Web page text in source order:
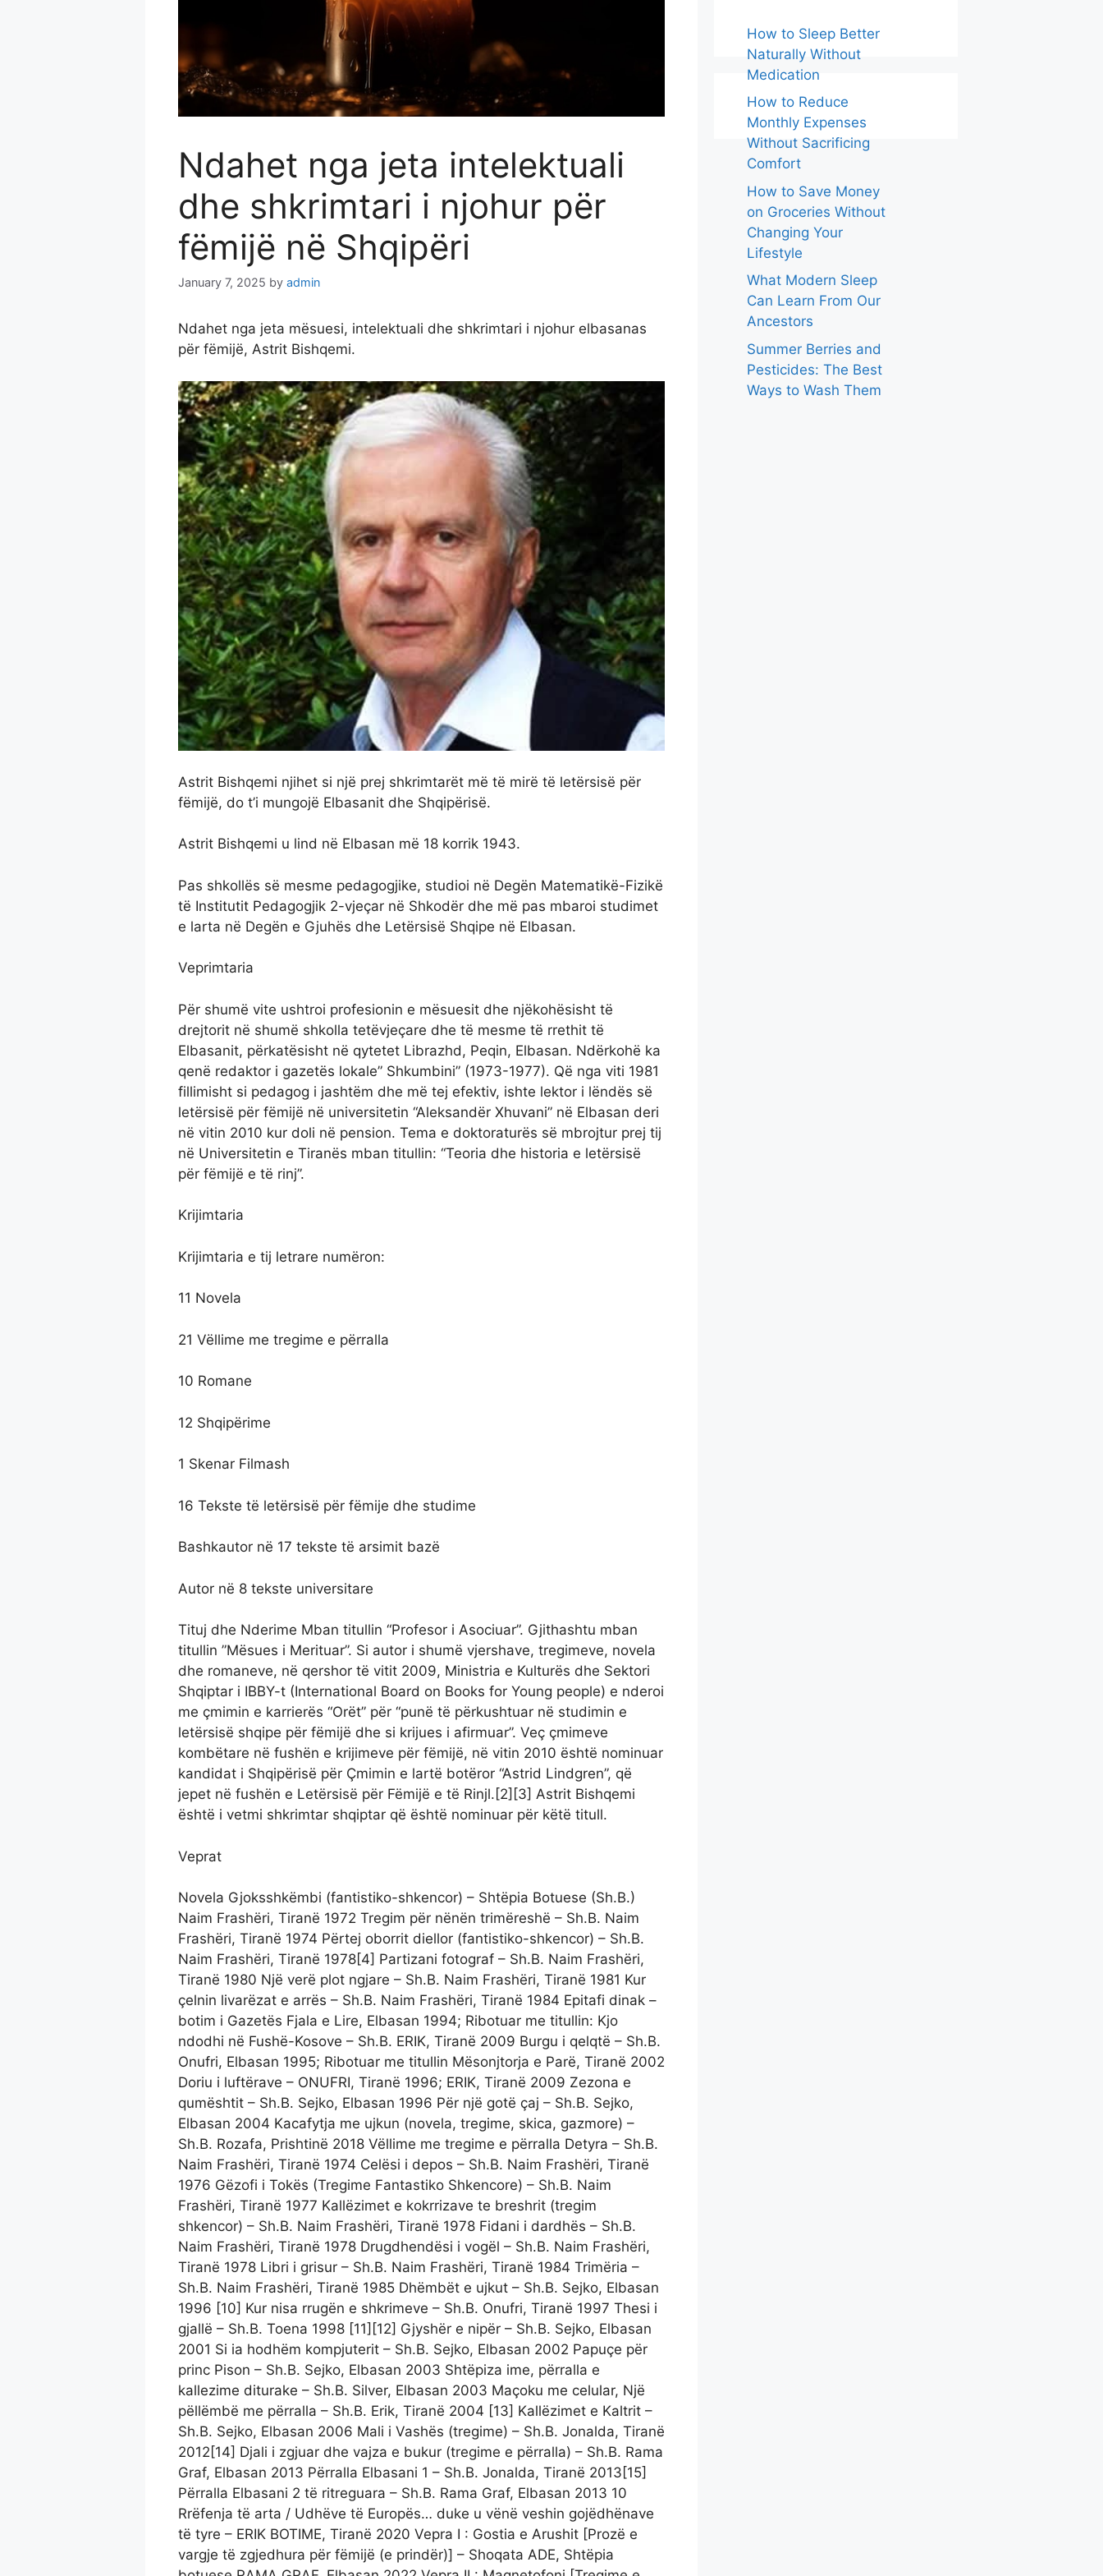
Ndahet nga jeta intelektuali
dhe shkrimtari i njohur për
fëmijë në Shqipëri
January 7, 2025 by admin
Ndahet nga jeta mësuesi, intelektuali dhe shkrimtari i njohur elbasanas
për fëmijë, Astrit Bishqemi.
Astrit Bishqemi njihet si një prej shkrimtarët më të mirë të letërsisë për
fëmijë, do t’i mungojë Elbasanit dhe Shqipërisë.
Astrit Bishqemi u lind në Elbasan më 18 korrik 1943.
Pas shkollës së mesme pedagogjike, studioi në Degën Matematikë-Fizikë
të Institutit Pedagogjik 2-vjeçar në Shkodër dhe më pas mbaroi studimet
e larta në Degën e Gjuhës dhe Letërsisë Shqipe në Elbasan.
Veprimtaria
Për shumë vite ushtroi profesionin e mësuesit dhe njëkohësisht të
drejtorit në shumë shkolla tetëvjeçare dhe të mesme të rrethit të
Elbasanit, përkatësisht në qytetet Librazhd, Peqin, Elbasan. Ndërkohë ka
qenë redaktor i gazetës lokale” Shkumbini” (1973-1977). Që nga viti 1981
fillimisht si pedagog i jashtëm dhe më tej efektiv, ishte lektor i lëndës së
letërsisë për fëmijë në universitetin “Aleksandër Xhuvani” në Elbasan deri
në vitin 2010 kur doli në pension. Tema e doktoraturës së mbrojtur prej tij
në Universitetin e Tiranës mban titullin: “Teoria dhe historia e letërsisë
për fëmijë e të rinj”.
Krijimtaria
Krijimtaria e tij letrare numëron:
11 Novela
21 Vëllime me tregime e përralla
10 Romane
12 Shqipërime
1 Skenar Filmash
16 Tekste të letërsisë për fëmije dhe studime
Bashkautor në 17 tekste të arsimit bazë
Autor në 8 tekste universitare
Tituj dhe Nderime Mban titullin “Profesor i Asociuar”. Gjithashtu mban
titullin ”Mësues i Merituar”. Si autor i shumë vjershave, tregimeve, novela
dhe romaneve, në qershor të vitit 2009, Ministria e Kulturës dhe Sektori
Shqiptar i IBBY-t (International Board on Books for Young people) e nderoi
me çmimin e karrierës “Orët” për “punë të përkushtuar në studimin e
letërsisë shqipe për fëmijë dhe si krijues i afirmuar”. Veç çmimeve
kombëtare në fushën e krijimeve për fëmijë, në vitin 2010 është nominuar
kandidat i Shqipërisë për Çmimin e lartë botëror “Astrid Lindgren”, që
jepet në fushën e Letërsisë për Fëmijë e të Rinjl.[2][3] Astrit Bishqemi
është i vetmi shkrimtar shqiptar që është nominuar për këtë titull.
Veprat
Novela Gjoksshkëmbi (fantistiko-shkencor) – Shtëpia Botuese (Sh.B.)
Naim Frashëri, Tiranë 1972 Tregim për nënën trimëreshë – Sh.B. Naim
Frashëri, Tiranë 1974 Përtej oborrit diellor (fantistiko-shkencor) – Sh.B.
Naim Frashëri, Tiranë 1978[4] Partizani fotograf – Sh.B. Naim Frashëri,
Tiranë 1980 Një verë plot ngjare – Sh.B. Naim Frashëri, Tiranë 1981 Kur
çelnin livarëzat e arrës – Sh.B. Naim Frashëri, Tiranë 1984 Epitafi dinak –
botim i Gazetës Fjala e Lire, Elbasan 1994; Ribotuar me titullin: Kjo
ndodhi në Fushë-Kosove – Sh.B. ERIK, Tiranë 2009 Burgu i qelqtë – Sh.B.
Onufri, Elbasan 1995; Ribotuar me titullin Mësonjtorja e Parë, Tiranë 2002
Doriu i luftërave – ONUFRI, Tiranë 1996; ERIK, Tiranë 2009 Zezona e
qumështit – Sh.B. Sejko, Elbasan 1996 Për një gotë çaj – Sh.B. Sejko,
Elbasan 2004 Kacafytja me ujkun (novela, tregime, skica, gazmore) –
Sh.B. Rozafa, Prishtinë 2018 Vëllime me tregime e përralla Detyra – Sh.B.
Naim Frashëri, Tiranë 1974 Celësi i depos – Sh.B. Naim Frashëri, Tiranë
1976 Gëzofi i Tokës (Tregime Fantastiko Shkencore) – Sh.B. Naim
Frashëri, Tiranë 1977 Kallëzimet e kokrrizave te breshrit (tregim
shkencor) – Sh.B. Naim Frashëri, Tiranë 1978 Fidani i dardhës – Sh.B.
Naim Frashëri, Tiranë 1978 Drugdhendësi i vogël – Sh.B. Naim Frashëri,
Tiranë 1978 Libri i grisur – Sh.B. Naim Frashëri, Tiranë 1984 Trimëria –
Sh.B. Naim Frashëri, Tiranë 1985 Dhëmbët e ujkut – Sh.B. Sejko, Elbasan
1996 [10] Kur nisa rrugën e shkrimeve – Sh.B. Onufri, Tiranë 1997 Thesi i
gjallë – Sh.B. Toena 1998 [11][12] Gjyshër e nipër – Sh.B. Sejko, Elbasan
2001 Si ia hodhëm kompjuterit – Sh.B. Sejko, Elbasan 2002 Papuçe për
princ Pison – Sh.B. Sejko, Elbasan 2003 Shtëpiza ime, përralla e
kallezime diturake – Sh.B. Silver, Elbasan 2003 Maçoku me celular, Një
pëllëmbë me përralla – Sh.B. Erik, Tiranë 2004 [13] Kallëzimet e Kaltrit –
Sh.B. Sejko, Elbasan 2006 Mali i Vashës (tregime) – Sh.B. Jonalda, Tiranë
2012[14] Djali i zgjuar dhe vajza e bukur (tregime e përralla) – Sh.B. Rama
Graf, Elbasan 2013 Përralla Elbasani 1 – Sh.B. Jonalda, Tiranë 2013[15]
Përralla Elbasani 2 të ritreguara – Sh.B. Rama Graf, Elbasan 2013 10
Rrëfenja të arta / Udhëve të Europës… duke u vënë veshin gojëdhënave
të tyre – ERIK BOTIME, Tiranë 2020 Vepra I : Gostia e Arushit [Prozë e
vargje të zgjedhura për fëmijë (e prindër)] – Shoqata ADE, Shtëpia
How to Sleep Better
Naturally Without
Medication
How to Reduce
Monthly Expenses
Without Sacrificing
Comfort
How to Save Money
on Groceries Without
Changing Your
Lifestyle
What Modern Sleep
Can Learn From Our
Ancestors
Summer Berries and
Pesticides: The Best
Ways to Wash Them